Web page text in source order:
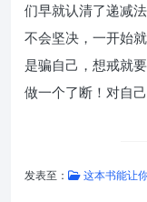
们早就认清了递减
不会坚决，一开始
是骗自己，想戒就
做一个了断！对自
发表至： 这本书能让